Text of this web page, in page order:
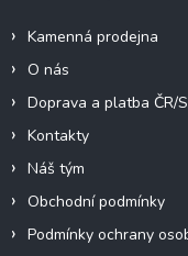
Kamenná prodejna
O nás
Doprava a platba ČR/
Kontakty
Náš tým
Obchodní podmínky
Podmínky ochrany